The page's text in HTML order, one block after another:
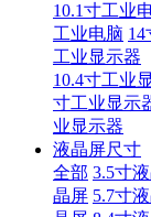
10.1寸工业
工业电脑 14
工业显示器
10.4寸工业
寸工业显示
业显示器
液晶屏尺寸
全部 3.5寸
晶屏 5.7寸